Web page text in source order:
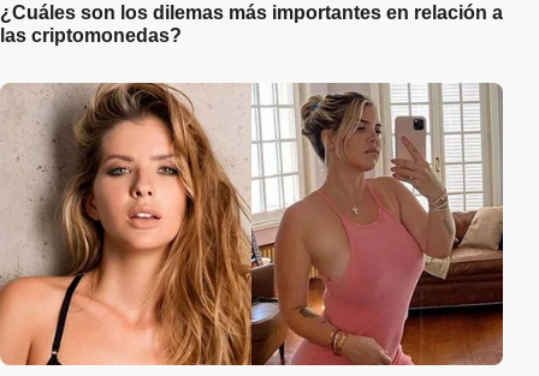
¿Cuáles son los dilemas más importantes en relación a
las criptomonedas?